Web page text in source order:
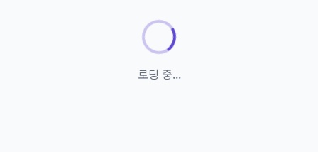
로딩 중...